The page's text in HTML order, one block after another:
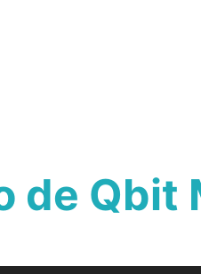
de Qbit